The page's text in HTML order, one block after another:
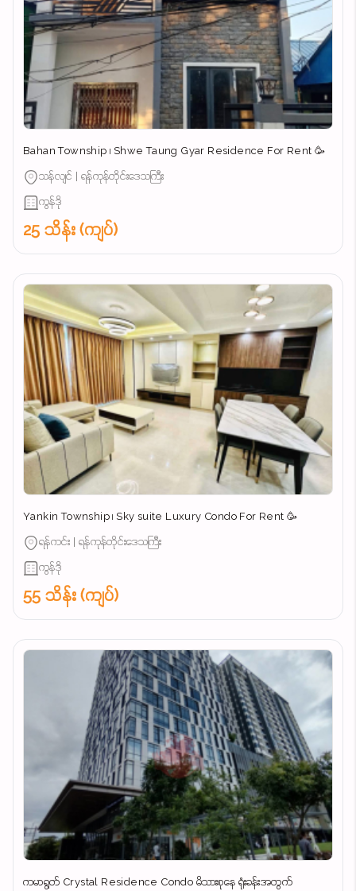
Bahan Township ၊ Shwe Taung Gyar Residence For Rent 🥳
သန်လျင် | ရန်ကုန်တိုင်းဒေသကြီး
ကွန်ဒို
25 သိန်း (ကျပ်)
Yankin Township ၊ Sky suite Luxury Condo For Rent 🥳
ရန်ကင်း | ရန်ကုန်တိုင်းဒေသကြီး
ကွန်ဒို
55 သိန်း (ကျပ်)
ကမာရွတ် Crystal Residence Condo မိသားစုနေ ရုံးခန်းအတွက်